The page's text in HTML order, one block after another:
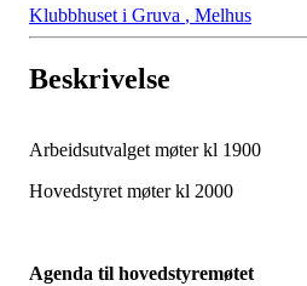
Klubbhuset i Gruva , Melhus
Beskrivelse
Arbeidsutvalget møter kl 1900
Hovedstyret møter kl 2000
Agenda til hovedstyremøtet